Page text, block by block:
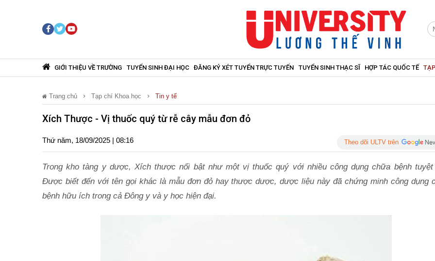
GIỚI THIỆU VỀ TRƯỜNG TUYỂN SINH ĐẠI HỌC ĐĂNG KÝ XÉT TUYỂN TRỰC TUYẾN TUYỂN SINH THẠC SĨ HỢP TÁC QUỐC TẾ
Trang chủ Tạp chí Khoa học Tin y tế
Xích Thược - Vị thuốc quý từ rễ cây mẫu đơn đỏ
Thứ năm, 18/09/2025 | 08:16 Theo dõi ULTV trên
Trong kho tàng y dược, Xích thược nổi bật như một vị thuốc quý với nhiều công dụng chữa bệnh tuyệt
Được biết đến với tên gọi khác là mẫu đơn đỏ hay thược dược, dược liệu này đã chứng minh công dụng
bệnh hữu ích trong cả Đông y và y học hiện đại.